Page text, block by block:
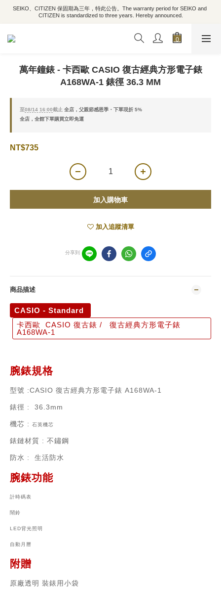
SEIKO、CITIZEN 保固期為三年，特此公告。The warranty period for SEIKO and
CITIZEN is standardized to three years. Hereby announced.
萬年鐘錶 - 卡西歐 CASIO 復古經典方形電子錶
A168WA-1 錶徑 36.3 MM
至08/14 16:00截止 全店，父親節感恩季・下單現折 5%
全店，全館下單購買立即免運
NT$735
加入購物車
加入追蹤清單
分享到
商品描述
CASIO - Standard
卡西歐 CASIO 復古錶 / 復古經典方形電子錶
A168WA-1
腕錶規格
型號 :CASIO 復古經典方形電子錶 A168WA-1
錶徑 : 36.3mm
機芯 : 石英機芯
錶鏈材質 : 不鏽鋼
防水 : 生活防水
腕錶功能
計時碼表
鬧鈴
LED背光照明
自動月曆
附贈
原廠透明 裝錶用小袋